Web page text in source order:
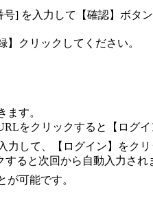
] を入力して【確認】ボタ
クリックしてください。
ます。
をクリックすると【ログイ
力して、【ログイン】をクリ
すると次回から自動入力され
が可能です。